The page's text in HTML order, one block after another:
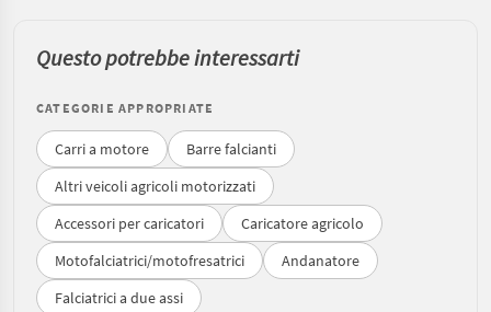
Questo potrebbe interessarti
CATEGORIE APPROPRIATE
Carri a motore
Barre falcianti
Altri veicoli agricoli motorizzati
Accessori per caricatori
Caricatore agricolo
Motofalciatrici/motofresatrici
Andanatore
Falciatrici a due assi